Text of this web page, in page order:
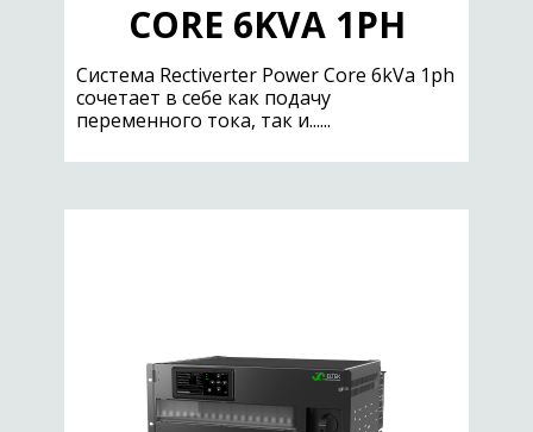
CORE 6KVA 1PH
Cистема Rectiverter Power Core 6kVa 1ph
сочетает в себе как подачу
переменного тока, так и......